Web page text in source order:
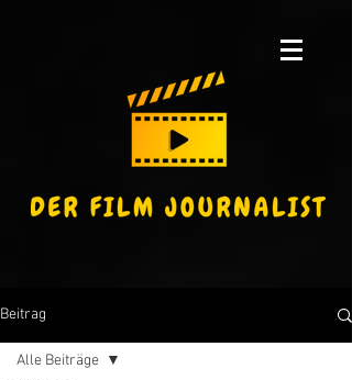
Beitrag
Alle Beiträge